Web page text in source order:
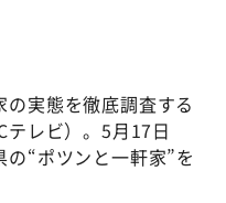
～ やすとものいたっ
「なんでやねん！？」
実態を徹底調査する
テレビ）。5月17日
の“ポツンと一軒家”を